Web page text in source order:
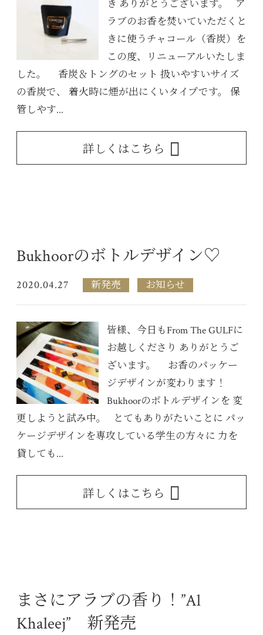
き ありがとうございます。 ア
ラブのお香を焚いていただくと
きに使うチャコール（香炭）を
この度、リニューアルいたしま
した。 香炭＆トングのセット 扱いやすいサイズ
の香炭で、 着火時に煙が出にくいタイプです。 保
管しやす...
詳しくはこちら
Bukhoorのボトルデザイン♡
2020.04.27 新発売 お知らせ
皆様、今日もFrom The GULFに
お越しくださり ありがとうご
ざいます。 お香のパッケー
ジデザインが変わります！
Bukhoorのボトルデザインを 変
更しようと試み中。 とてもありがたいことに パッ
ケージデザインを専攻している学生の方々に 力を
貸しても...
詳しくはこちら
まさにアラブの香り！”Al
Khaleej” 新発売